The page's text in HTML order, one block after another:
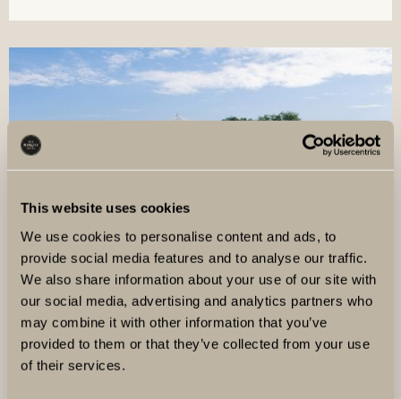
This website uses cookies
We use cookies to personalise content and ads, to
provide social media features and to analyse our traffic.
We also share information about your use of our site with
our social media, advertising and analytics partners who
may combine it with other information that you’ve
provided to them or that they’ve collected from your use
of their services.BERGIANSKA TRÄDGÅRDEN